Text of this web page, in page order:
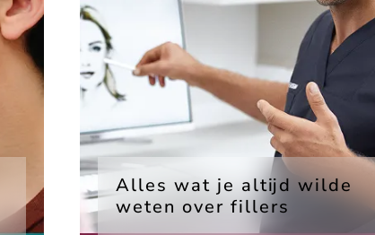
Alles wat je altijd wilde
weten over fillers